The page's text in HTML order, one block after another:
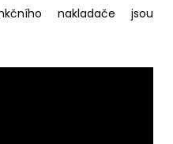
nakladače jsou